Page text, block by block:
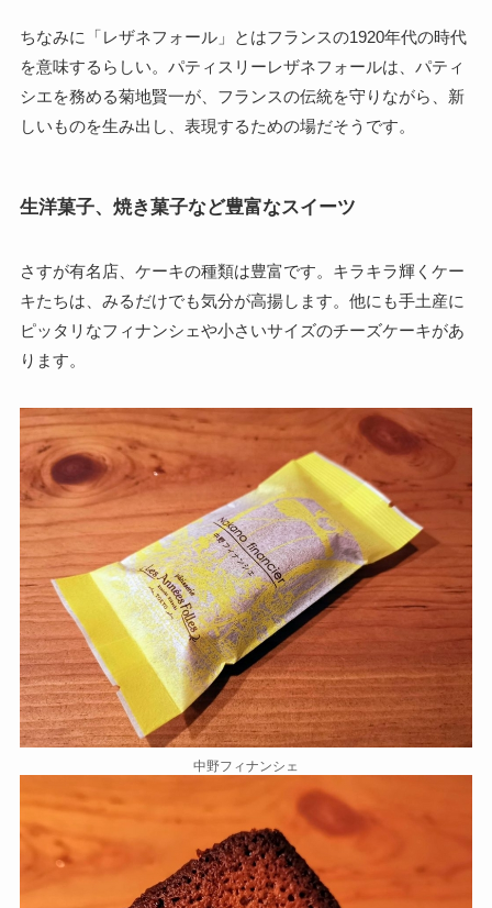
ちなみに「レザネフォール」とはフランスの1920年代の時代
を意味するらしい。パティスリーレザネフォールは、パティ
シエを務める菊地賢一が、フランスの伝統を守りながら、新
しいものを生み出し、表現するための場だそうです。
生洋菓子、焼き菓子など豊富なスイーツ
さすが有名店、ケーキの種類は豊富です。キラキラ輝くケー
キたちは、みるだけでも気分が高揚します。他にも手土産に
ピッタリなフィナンシェや小さいサイズのチーズケーキがあ
ります。
中野フィナンシェ